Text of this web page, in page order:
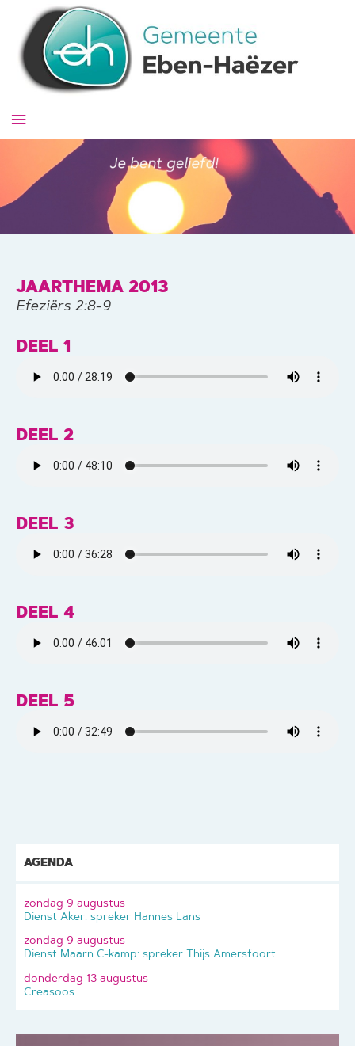
inhoud
Hoofdmenu
JAARTHEMA 2013
Efeziërs 2:8-9
DEEL 1
DEEL 2
DEEL 3
DEEL 4
DEEL 5
AGENDA
zondag 9 augustus
Dienst Aker: spreker Hannes Lans
zondag 9 augustus
Dienst Maarn C-kamp: spreker Thijs Amersfoort
donderdag 13 augustus
Creasoos